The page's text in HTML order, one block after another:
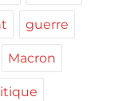
guerre
Macron